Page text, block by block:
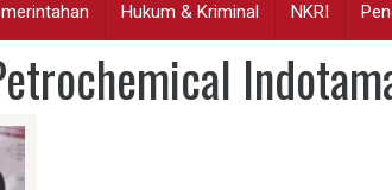
Hukum & Kriminal NKRI